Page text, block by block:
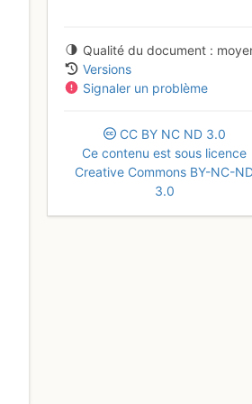
Qualité du document
Versions
Signaler un problème
CC BY NC ND 3.0
Ce contenu est sous licence
Creative Commons BY-NC-
3.0